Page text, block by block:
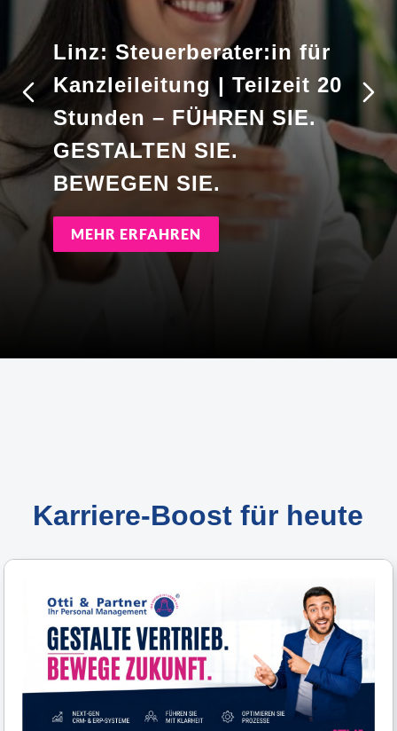
Linz: Steuerberater:in für
Kanzleileitung | Teilzeit 20
Stunden – FÜHREN SIE.
GESTALTEN SIE.
BEWEGEN SIE.
MEHR ERFAHREN
Karriere-Boost für heute